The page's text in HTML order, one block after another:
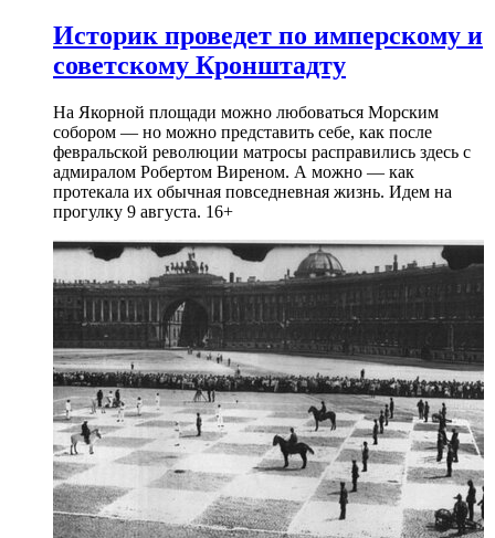
Историк проведет по имперскому и
советскому Кронштадту
На Якорной площади можно любоваться Морским
собором — но можно представить себе, как после
февральской революции матросы расправились здесь с
адмиралом Робертом Виреном. А можно — как
протекала их обычная повседневная жизнь. Идем на
прогулку 9 августа. 16+